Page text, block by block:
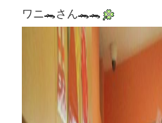
ワニ🐊さん🐊🐊